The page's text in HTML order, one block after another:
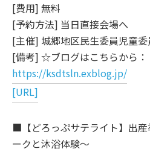
[費用] 無料
[予約方法] 当日直接会場へ
[主催] 城郷地区民生委員児童
[備考] ☆ブログはこちらから：
https://ksdtsln.exblog.jp/
[URL]
■【どろっぷサテライト】出
ークと沐浴体験～